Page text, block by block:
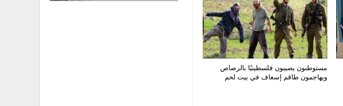
مستوطنون يصيبون فلسطينيًا بالرصاص
ويهاجمون طاقم إسعاف في بيت لحم